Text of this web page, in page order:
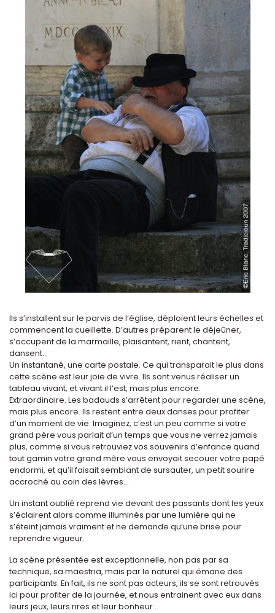
Ils s’installent sur le parvis de l’église, déploient leurs échelles et
commencent la cueillette. D’autres préparent le déjeûner,
s’occupent de la marmaille, plaisantent, rient, chantent,
dansent...
Un instantané, une carte postale. Ce qui transparait le plus dans
cette scène est leur joie de vivre. Ils sont venus réaliser un
tableau vivant, et vivant il l’est, mais plus encore.
Extraordinaire. Les badauds s’arrêtent pour regarder une scène,
mais plus encore. Ils restent entre deux danses pour profiter
d’un moment de vie. Imaginez, c’est un peu comme si votre
grand père vous parlait d’un temps que vous ne verrez jamais
plus, comme si vous retrouviez vos souvenirs d’enfance quand
tout gamin votre grand mère vous envoyait secouer votre papé
endormi, et qu’il faisait semblant de sursauter, un petit sourire
accroché au coin des lèvres...
Un instant oublié reprend vie devant des passants dont les yeux
s’éclairent alors comme illuminés par une lumière qui ne
s’éteint jamais vraiment et ne demande qu’une brise pour
reprendre vigueur.
La scène présentée est exceptionnelle, non pas par sa
technique, sa maestria, mais par le naturel qui émane des
participants. En fait, ils ne sont pas acteurs, ils se sont retrouvés
ici pour profiter de la journée, et nous entrainent avec eux dans
leurs jeux, leurs rires et leur bonheur...